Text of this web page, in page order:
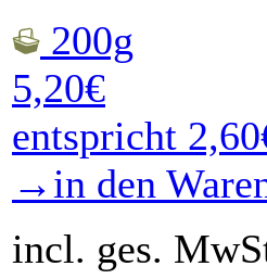
200g
5,20€
entspricht
→in den
incl. ges.